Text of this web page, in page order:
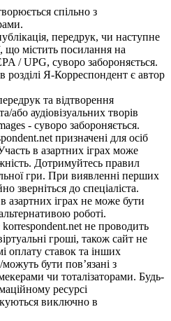
спільно з
передрук, чи наступне
що містить посилання на
/ UPG, суворо забороняється.
розділі Я-Корреспондент є автор
та відтворення
або аудіовізуальних творів
- суворо забороняється.
призначені для осіб
в азартних іграх може
Дотримуйтесь правил
гри. При виявленні перших
зверніться до спеціаліста.
азартних іграх не може бути
роботі.
не проводить
гроші, також сайт не
оплату ставок та інших
можуть бути пов’язані з
чи тоталізаторами. Будь-
ресурсі
виключно в